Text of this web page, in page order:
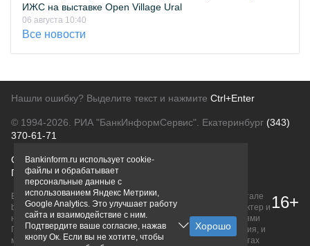
ИЖС на выставке Open Village Ural
06 августа 10:40
Все новости
Нашли ошибку? Выделите текст и нажмите Ctrl+Enter
© 1994-2026. РИА "БанкИнформСервис". Екатеринбург (343)
370-61-71
О проектеПолитика конфиденциальности
Правовая информацияДля рекламодателей
Вся информация о продуктах банков, размещенная на портале
bankinform.ru, носит исключительно ознакомительный характер и
не является публичной офертой, определяемой положениями
ГК РФ. Информация не содержит точного и полного описания, и
может быть изменена. Конечные условия уточняйте на сайтах
16+
Bankinform.ru использует cookie-
файлы и обрабатывает
персональные данные с
использованием Яндекс Метрики,
Google Analytics. Это улучшает работу
сайта и взаимодействие с ним.
Подтвердите ваше согласие, нажав
кнопу Ок. Если вы не хотите, чтобы